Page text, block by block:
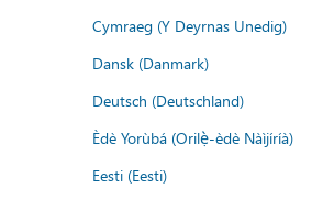
Cymraeg (Y Deyrnas Unedig)
Dansk (Danmark)
Deutsch (Deutschland)
Èdè Yorùbá (Orilẹ̀-èdè Nàìjíríà)
Eesti (Eesti)